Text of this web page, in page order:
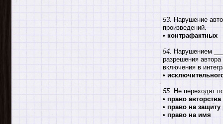
53. Нарушение
произведений.
• контрафактных
54. Нарушением
разрешения
включения в
•
55. Не переходят
• право авторства
• право на защиту
• право на имя